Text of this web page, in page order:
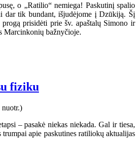
o „Ratilio“ nemiega! Paskutinį spalio
dar tik bundant, išjudėjome į Dzūkiją. Šį
progą prisidėti prie šv. apaštalų Simono ir
Marcinkonių bažnyčioje.
fiziku
– pasakė niekas niekada. Gal ir tiesa,
trumpai apie paskutines ratiliokų aktualijas